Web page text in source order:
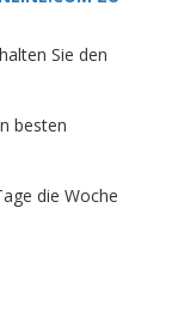
Sie den
besten
die Woche